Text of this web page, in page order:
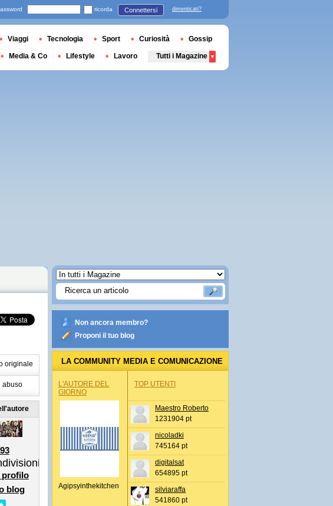
originale
abuso
profilo
blog
Non ancora membro?
Proponi il tuo blog
LA COMMUNITY MEDIA E COMUNICAZIONE
L'AUTORE DEL
GIORNO
Agipsyinthekitchen
TOP UTENTI
Maestro Roberto
1231904 pt
nicoladki
745164 pt
digitalsat
654895 pt
silviaraffa
541860 pt
ricorda Connettersi dimenticati?
Viaggi Tecnologia Sport Curiosità Gossip
Media & Co Lifestyle Lavoro Tutti i Magazine